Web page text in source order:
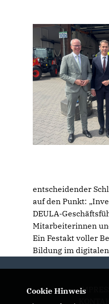
entscheidender
auf den Punkt:
DEULA-
Mitarbeiterinnen
Ein Festakt voller
Bildung im
Cookie Hinweis